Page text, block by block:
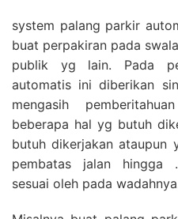
system palang parkir
buat perpakiran pada
publik yg lain. Pada
automatis ini diberikan
mengasih
beberapa hal yg butuh
butuh dikerjakan ataupun
pembatas jalan hingga
sesuai oleh pada